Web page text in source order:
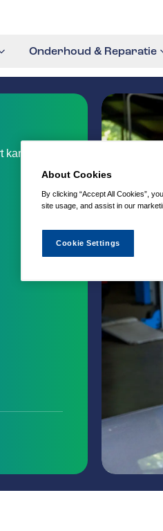
Onderhoud & Reparatie
je
About Cookies
By clicking “Accept All Cookies”,
site usage, and assist in our
Cookie Settings